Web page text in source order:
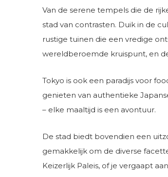
Van de serene tempels die de
stad van contrasten. Duik in de
rustige tuinen die een vredige
wereldberoemde kruispunt, en
Tokyo is ook een paradijs voor
genieten van authentieke
– elke maaltijd is een avontuur.
De stad biedt bovendien een
gemakkelijk om de diverse
Keizerlijk Paleis, of je vergaapt